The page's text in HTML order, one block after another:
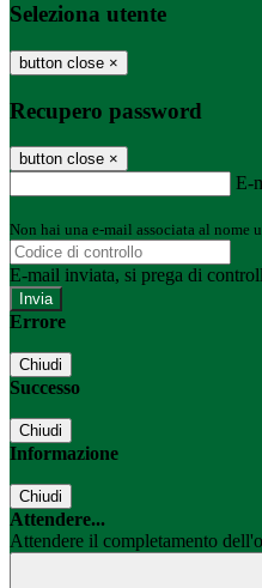
Seleziona utente
button close ×
Recupero password
button close ×
E-
Non hai una e-mail associata al nome
E-mail inviata, si prega di
Errore
Chiudi
Successo
Chiudi
Informazione
Chiudi
Attendere...
Attendere il completamento